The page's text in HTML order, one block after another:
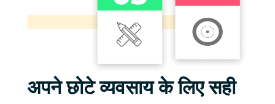
अपने छोटे व्यवसाय के लिए सही